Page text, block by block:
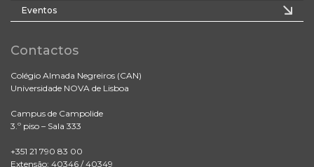
Eventos
Contactos
Colégio Almada Negreiros (CAN)
Universidade NOVA de Lisboa
Campus de Campolide
3.º piso – Sala 333
+351 21 790 83 00
Extensão: 40346 / 40349